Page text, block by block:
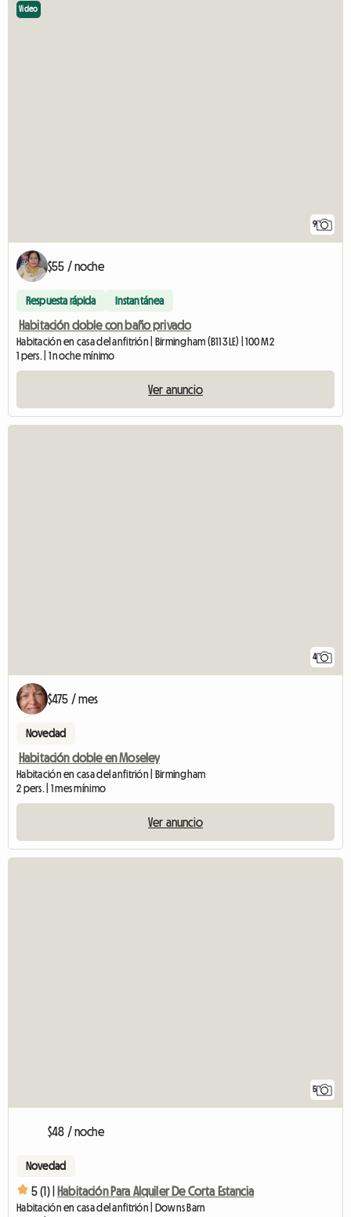
9
Video
$55 / noche
Respuesta rápida Instantánea
Habitación doble con baño privado
Habitación en casa del anfitrión | Birmingham (B11 3LE) | 100 M2
1 pers. | 1 noche mínimo
Ver anuncio
4
$475 / mes
Novedad
Habitación doble en Moseley
Habitación en casa del anfitrión | Birmingham
2 pers. | 1 mes mínimo
Ver anuncio
5
$48 / noche
Novedad
5 (1) | Habitación Para Alquiler De Corta Estancia
Habitación en casa del anfitrión | Downs Barn